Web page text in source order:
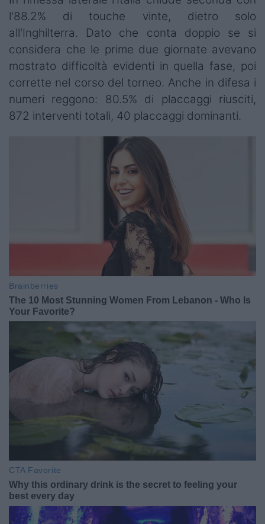
l'88.2% di touche vinte, dietro solo
all'Inghilterra. Dato che conta doppio se si
considera che le prime due giornate avevano
mostrato difficoltà evidenti in quella fase, poi
corrette nel corso del torneo. Anche in difesa i
numeri reggono: 80.5% di placcaggi riusciti,
872 interventi totali, 40 placcaggi dominanti.